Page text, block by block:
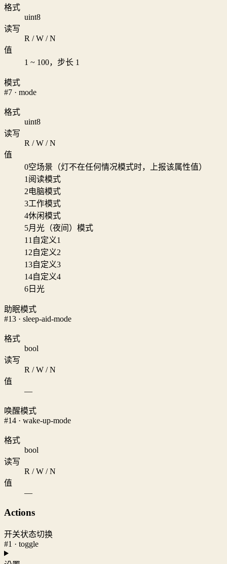
格式
uint8
读写
R / W / N
值
1 ~ 100，步长 1
模式
#7 · mode
格式
uint8
读写
R / W / N
值
0空场景（灯不在任何情况模式时，上报该属性值）
1 阅读模式
2电脑模式
3工作模式
4休闲模式
5月光（夜间）模式
11 自定义1
12自定义2
13自定义3
14自定义4
6 日光
助眠模式
#13 · sleep-aid-mode
格式
bool
读写
R / W / N
值
—
唤醒模式
#14 · wake-up-mode
格式
bool
读写
R / W / N
值
—
Actions
开关状态切换
#1 · toggle